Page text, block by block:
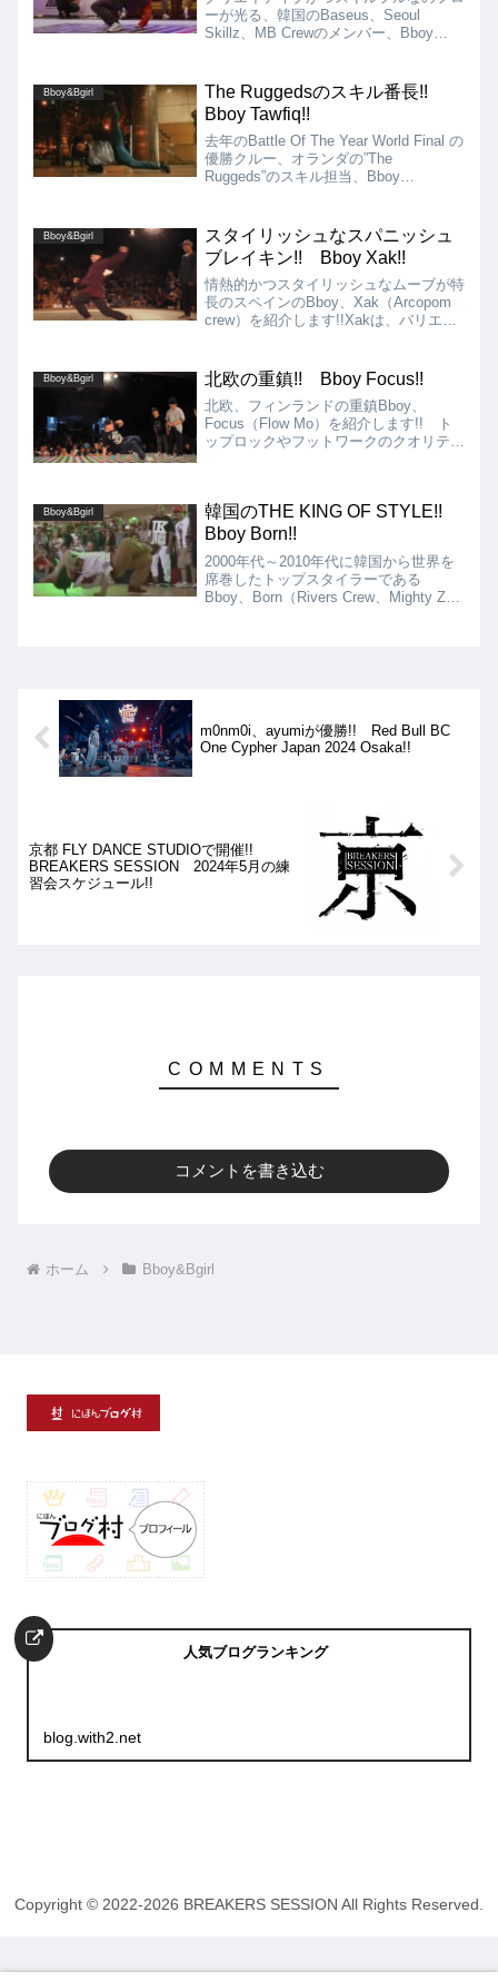
ーが光る、韓国のBaseus、Seoul
Skillz、MB Crewのメンバー、Bboy
で優勝するほどの実力者!!
Bboy&Bgirl
The Ruggedsのスキル番長!!
Bboy Tawfiq!!
去年のBattle Of The Year World Final の
優勝クルー、オランダの”The
Ruggeds”のスキル担当、Bboy
得意としています!!
Bboy&Bgirl
スタイリッシュなスパニッシュ
ブレイキン!! Bboy Xak!!
情熱的かつスタイリッシュなムーブが特
長のスペインのBboy、Xak（Arcopom
crew）を紹介します!!Xakは、バリエー
ブ、オリジナルのシグネチャームーブを
アクセン...
Bboy&Bgirl 北欧の重鎮!! Bboy Focus!!
北欧、フィンランドの重鎮Bboy、
Focus（Flow Mo）を紹介します!! ト
ップロックやフットワークのクオリティ
Bboy&Bgirl
韓国のTHE KING OF STYLE!!
Bboy Born!!
2000年代～2010年代に韓国から世界を
席巻したトップスタイラーである
Bboy、Born（Rivers Crew、Mighty Zulu
m0nm0i、ayumiが優勝!! Red Bull BC
One Cypher Japan 2024 Osaka!!
京都 FLY DANCE STUDIOで開催!!
BREAKERS SESSION 2024年5月の練
習会スケジュール!!
コメントを書き込む
ホーム Bboy&Bgirl
人気ブログランキング
blog.with2.net
Copyright © 2022-2026 BREAKERS SESSION All Rights Reserved.